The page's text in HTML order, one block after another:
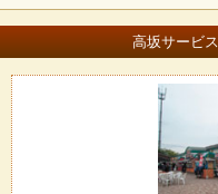
高坂サービ